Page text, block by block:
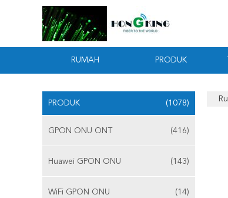
RUMAH PRODUK
PRODUK (1078)
GPON ONU ONT (416)
Huawei GPON ONU (143)
WiFi GPON ONU (14)